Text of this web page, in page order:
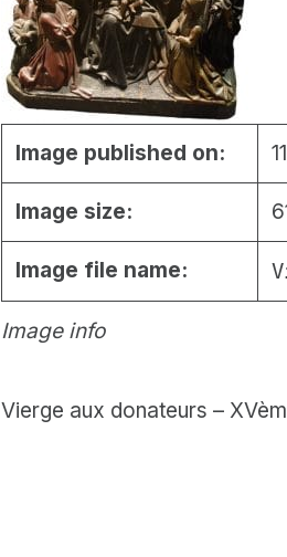
Image info
Image published on:
Image size:
Image file name:
Vierge aux donateurs –